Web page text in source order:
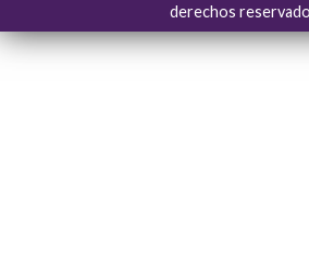
derechos